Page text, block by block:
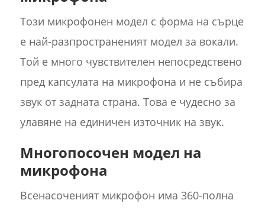
Този микрофонен модел с форма на сърце
е най-разпространеният модел за вокали.
Той е много чувствителен непосредствено
пред капсулата на микрофона и не събира
звук от задната страна. Това е чудесно за
улавяне на единичен източник на звук.
Многопосочен модел на
микрофона
Всенасоченият микрофон има 360-полна